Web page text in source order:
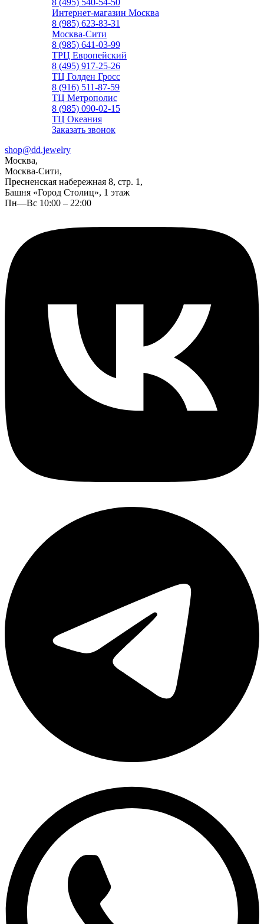
8 (495) 540-54-50
Интернет-магазин Москва
8 (985) 623-83-31
Москва-Сити
8 (985) 641-03-99
ТРЦ Европейский
8 (495) 917-25-26
ТЦ Голден Гросс
8 (916) 511-87-59
ТЦ Метрополис
8 (985) 090-02-15
ТЦ Океания
Заказать звонок
shop@dd.jewelry
Москва,
Москва-Сити,
Пресненская набережная 8, стр. 1,
Башня «Город Столиц», 1 этаж
Пн—Вс 10:00 – 22:00